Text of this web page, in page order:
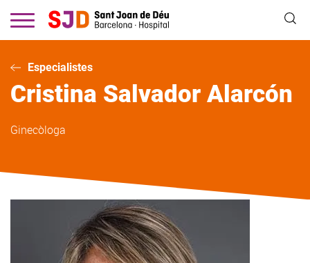
contingut
Especialistes
Cristina Salvador Alarcón
Ginecòloga